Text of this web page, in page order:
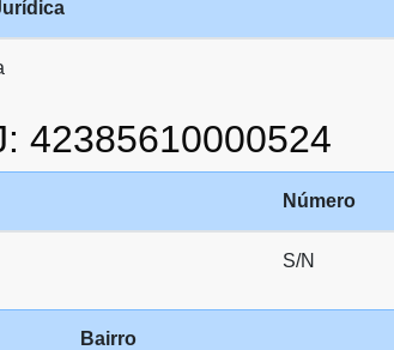
42385610000524
Número
S/N
Bairro